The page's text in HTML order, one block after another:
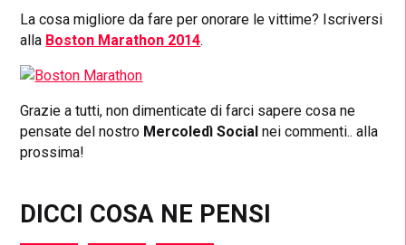
La cosa migliore da fare per onorare le vittime? Iscriversi
alla Boston Marathon 2014.
Grazie a tutti, non dimenticate di farci sapere cosa ne
pensate del nostro Mercoledì Social nei commenti.. alla
prossima!
DICCI COSA NE PENSI